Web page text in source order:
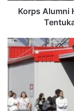
Korps Alumni